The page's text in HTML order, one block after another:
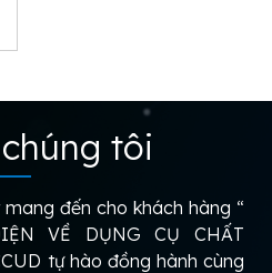
tôi
đến cho khách hàng “
VỀ DỤNG CỤ CHẤT
tự hào đồng hành cùng